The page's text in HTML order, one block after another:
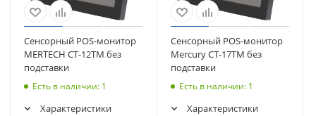
Сенсорный POS-монитор
MERTECH CT-12TM без
подставки
Есть в наличии: 1
Характеристики
Сенсорный POS-монитор
Mercury CT-17ТM без
подставки
Есть в наличии: 1
Характеристики